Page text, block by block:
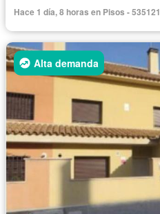
Hace 1 día, 8 horas en Pisos - 535121
Alta demanda